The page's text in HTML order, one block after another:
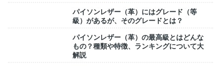
パイソンレザー（革）にはグレード（等
級）があるが、そのグレードとは？
パイソンレザー（革）の最高級とはどんな
もの？種類や特徴、ランキングについて大
解説